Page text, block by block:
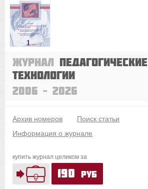
Журнал Педагогические
технологии
2006 – 2026
Архив номеров
Поиск статьи
Информация о журнале
купить журнал целиком за
190 руб